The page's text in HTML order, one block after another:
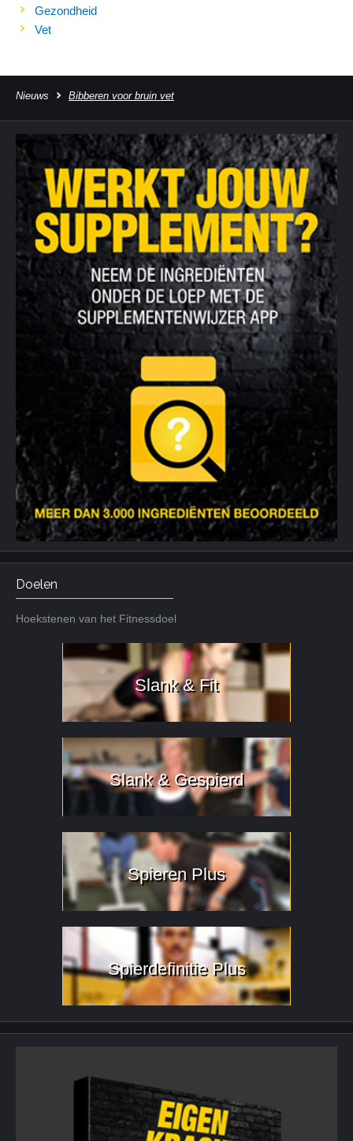
Gezondheid
Vet
Nieuws Bibberen voor bruin vet
Doelen
Hoekstenen van het Fitnessdoel
Slank & Fit
Slank & Gespierd
Spieren Plus
Spierdefinitie Plus